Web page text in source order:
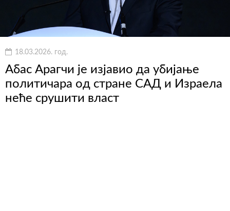
18.03.2026. год.
Абас Арагчи је изјавио да убијање
политичара од стране САД и Израела
неће срушити власт